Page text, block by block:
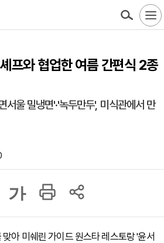
프와 협업한 여름 간편식 2종
서울 밀냉면'·'녹두만두', 미식관에서 만
가
아 미쉐린 가이드 원스타 레스토랑 '윤서